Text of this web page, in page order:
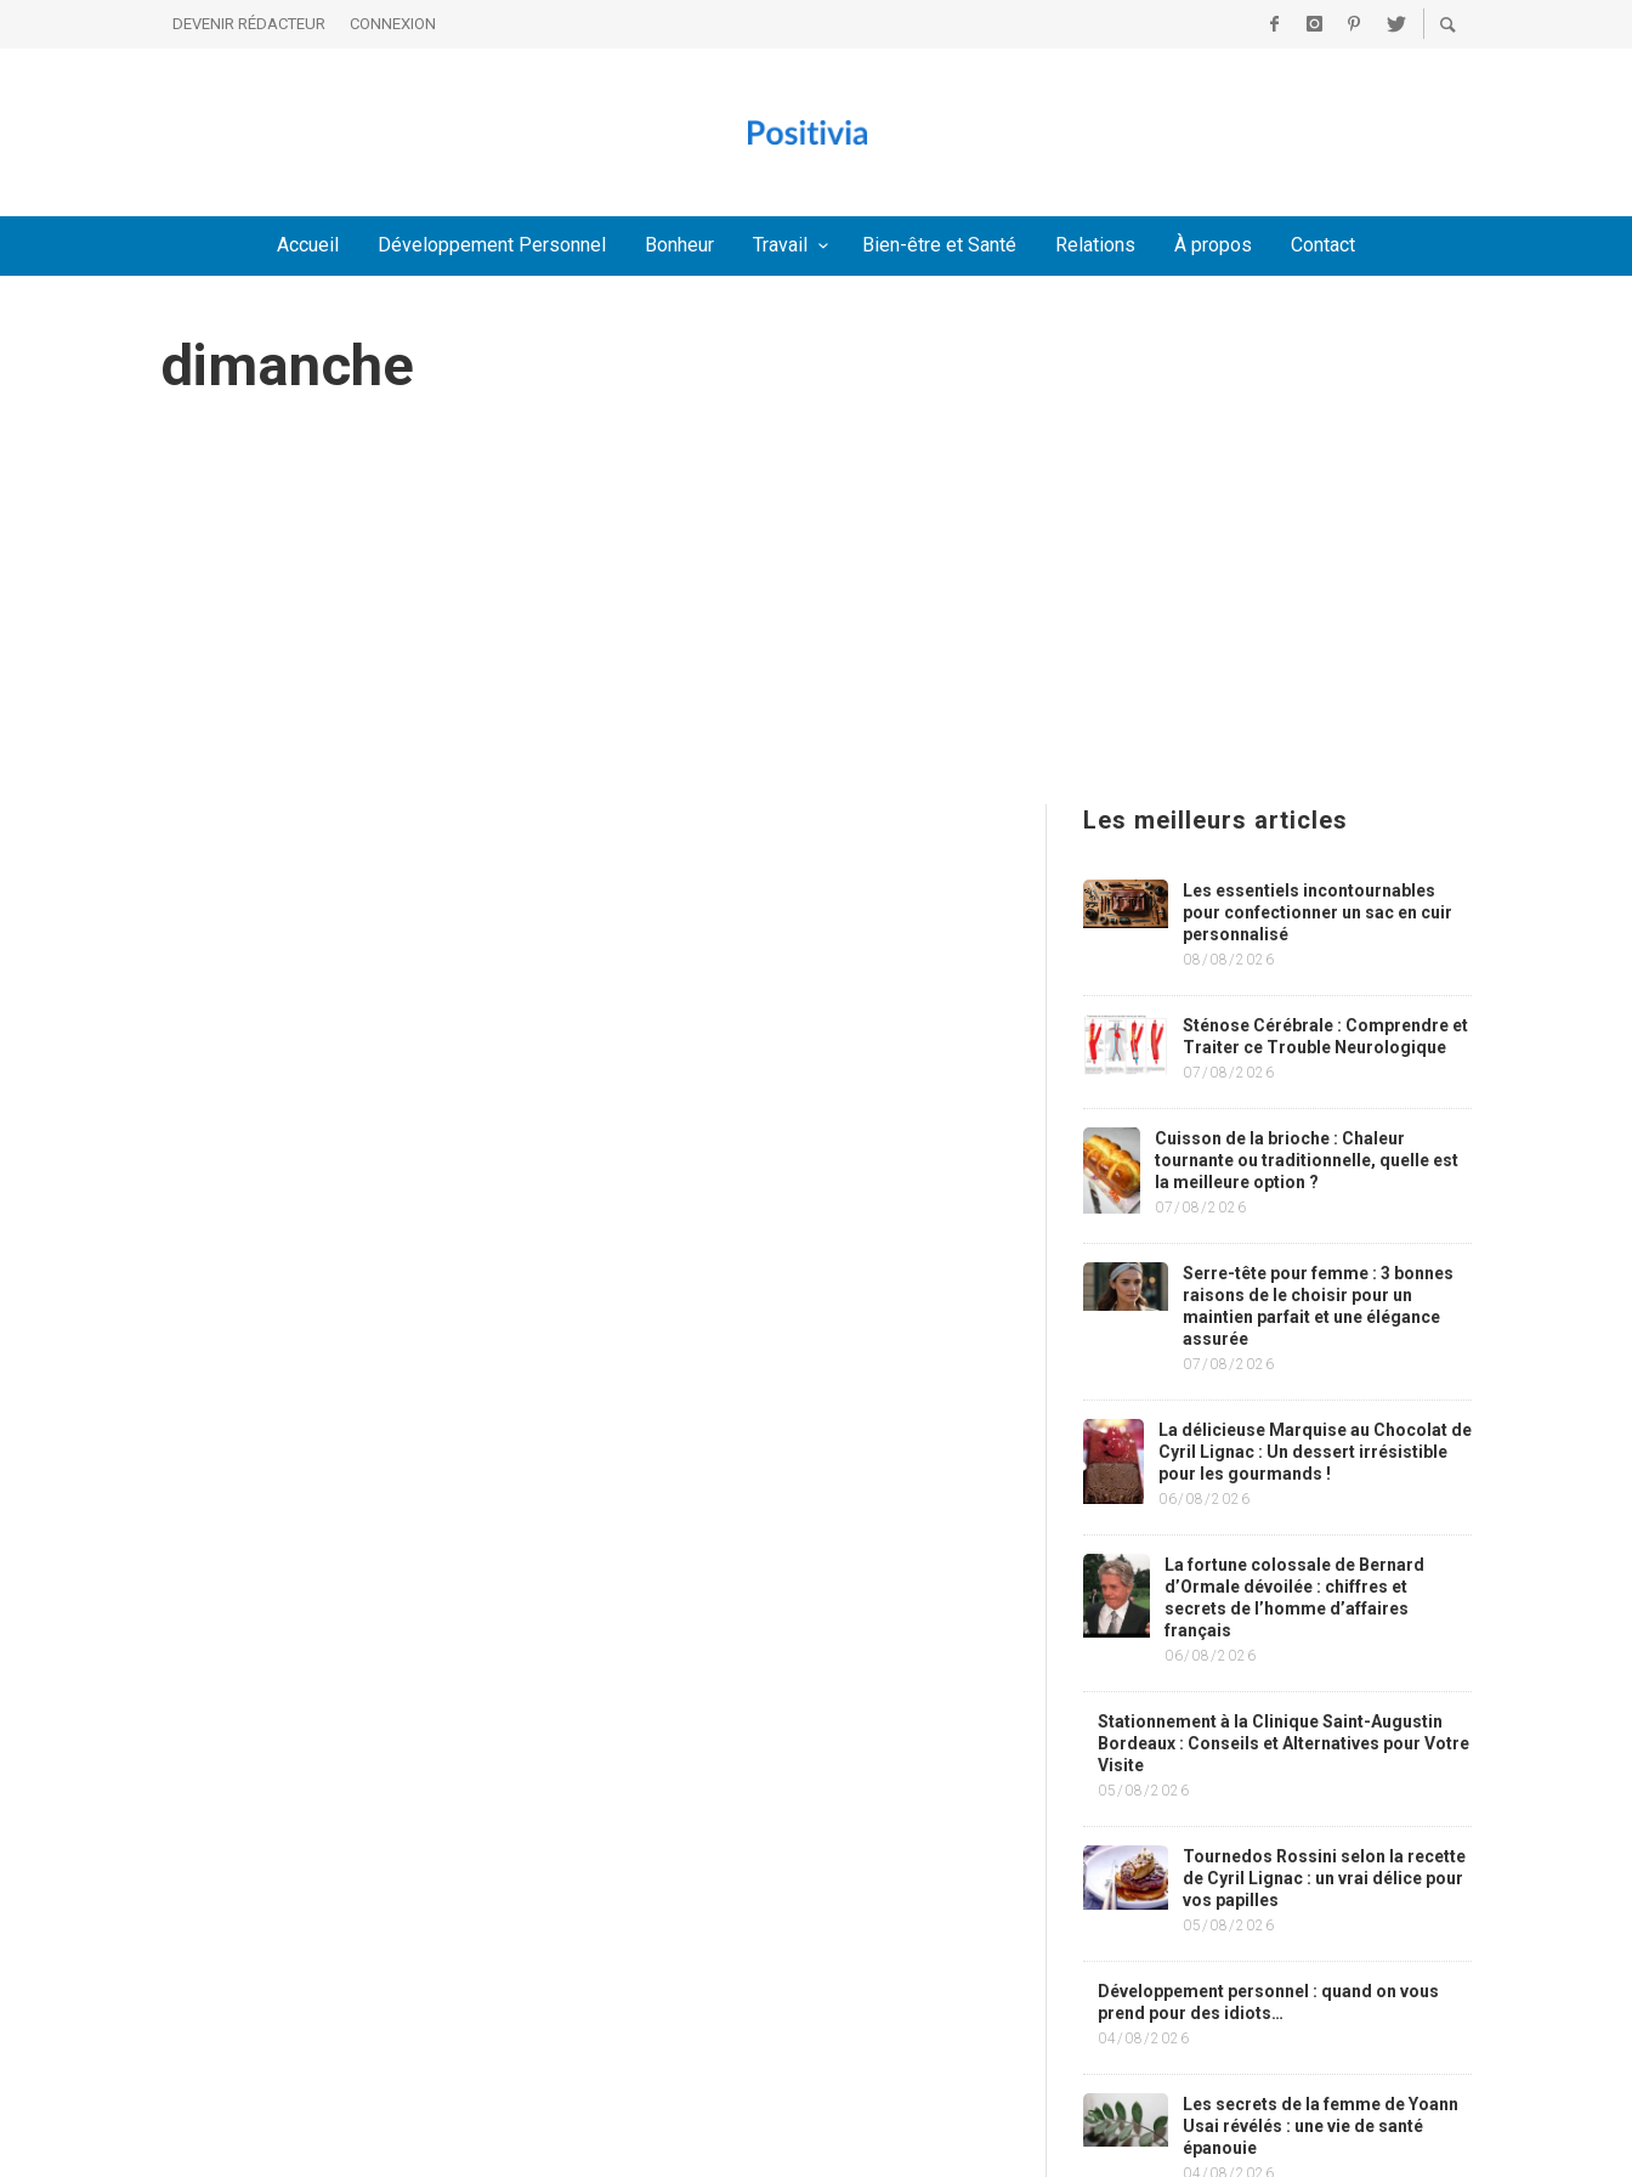
DEVENIR RÉDACTEUR CONNEXION
Accueil Développement Personnel Bonheur Travail Bien-être et Santé Relations À propos Contact
dimanche
Les meilleurs articles
Les essentiels incontournables
pour confectionner un sac en cuir
personnalisé
08/08/2026
Sténose Cérébrale : Comprendre et
Traiter ce Trouble Neurologique
07/08/2026
Cuisson de la brioche : Chaleur
tournante ou traditionnelle, quelle est
la meilleure option ?
07/08/2026
Serre-tête pour femme : 3 bonnes
raisons de le choisir pour un
maintien parfait et une élégance
assurée
07/08/2026
La délicieuse Marquise au Chocolat de
Cyril Lignac : Un dessert irrésistible
pour les gourmands !
06/08/2026
La fortune colossale de Bernard
d’Ormale dévoilée : chiffres et
secrets de l’homme d’affaires
français
06/08/2026
Stationnement à la Clinique Saint-Augustin
Bordeaux : Conseils et Alternatives pour Votre
Visite
05/08/2026
Tournedos Rossini selon la recette
de Cyril Lignac : un vrai délice pour
vos papilles
05/08/2026
Développement personnel : quand on vous
prend pour des idiots…
04/08/2026
Les secrets de la femme de Yoann
Usai révélés : une vie de santé
épanouie
04/08/2026